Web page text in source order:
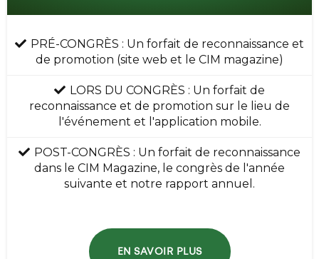
PRÉ-CONGRÈS : Un forfait de reconnaissance et
de promotion (site web et le CIM magazine)
LORS DU CONGRÈS : Un forfait de
reconnaissance et de promotion sur le lieu de
l'événement et l'application mobile.
POST-CONGRÈS : Un forfait de reconnaissance
dans le CIM Magazine, le congrès de l'année
suivante et notre rapport annuel.
EN SAVOIR PLUS